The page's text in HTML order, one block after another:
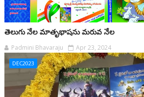
తెలుగు నేల మాతృభాషను మరువ నేల
Padmini Bhavaraju Apr 23, 2024
DEC2023